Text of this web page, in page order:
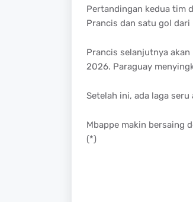
Pertandingan kedua tim
Prancis dan satu gol dari
Prancis selanjutnya
2026. Paraguay
Setelah ini, ada laga
Mbappe makin bersaing
(*)